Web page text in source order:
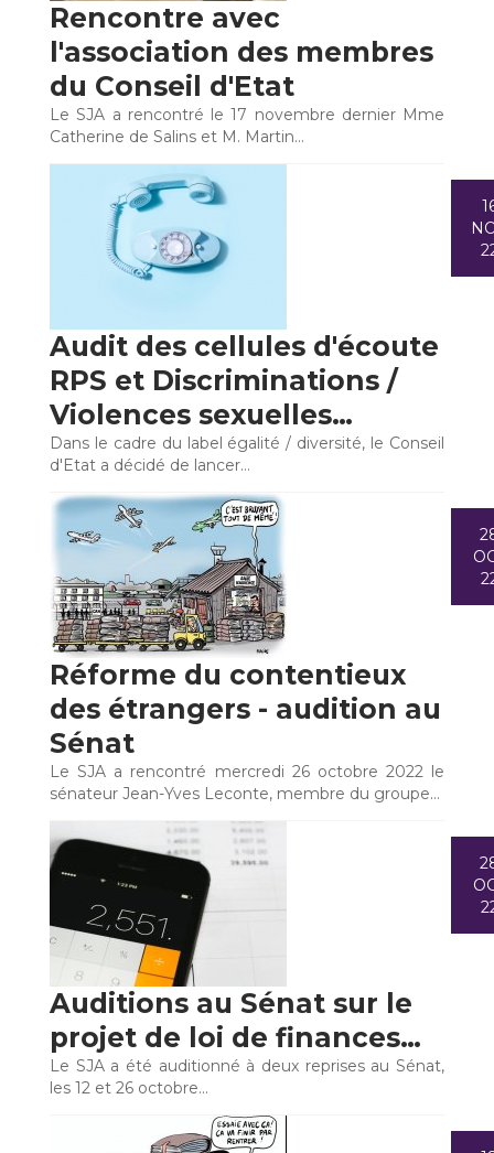
Rencontre avec
l'association des membres
du Conseil d'Etat
Le SJA a rencontré le 17 novembre dernier Mme
Catherine de Salins et M. Martin…
Audit des cellules d'écoute
RPS et Discriminations /
Violences sexuelles…
Dans le cadre du label égalité / diversité, le Conseil
d'Etat a décidé de lancer…
Réforme du contentieux
des étrangers - audition au
Sénat
Le SJA a rencontré mercredi 26 octobre 2022 le
sénateur Jean-Yves Leconte, membre du groupe…
Auditions au Sénat sur le
projet de loi de finances…
Le SJA a été auditionné à deux reprises au Sénat,
les 12 et 26 octobre…